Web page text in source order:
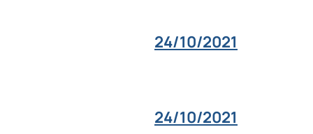
24/10/2021
24/10/2021